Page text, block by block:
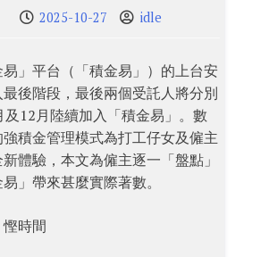
2025-10-27 idle
易」平台（「積金易」）的上台安
後階段，最後兩個受託人將分別
及12月陸續加入「積金易」。數
積金管理模式為打工仔女及僱主
體驗，本文為僱主逐一「盤點」
易」帶來甚麼實際著數。
時間